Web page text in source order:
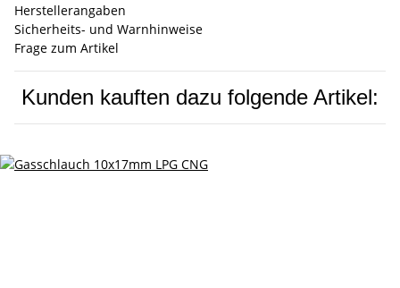
Herstellerangaben
Sicherheits- und Warnhinweise
Frage zum Artikel
Kunden kauften dazu folgende Artikel: